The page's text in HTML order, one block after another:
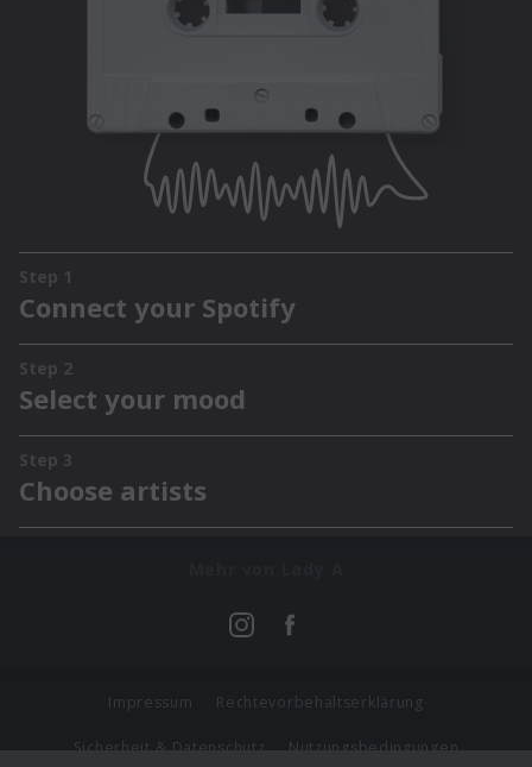
Impressum Rechtevorbehaltserklärung
Sicherheit & Datenschutz Nutzungsbedingungen